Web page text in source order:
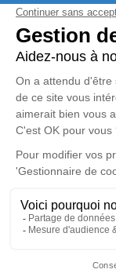
Politique
Gestionnaire de
https://